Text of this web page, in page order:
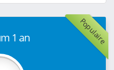
Populaire
1 an